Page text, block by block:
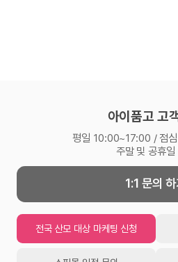
아이품고 고
평일 10:00~17:00 / 점
주말 및 공휴일
1:1 문의 하
전국 산모 대상 마케팅 신청